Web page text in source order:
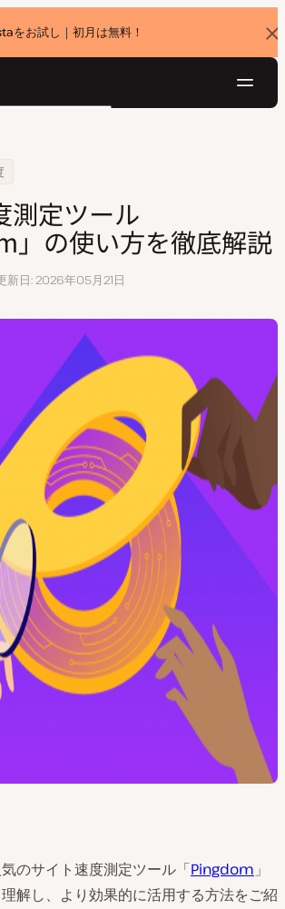
をお試し｜初月は無料！
バ
ナ
ン
せ
「Pingdom」の使い方を徹底解説
測定ツール
」の使い方を徹底解説
新日 2026年05月21日
のサイト速度測定ツール「Pingdom 」
解し、より効果的に活用する方法をご紹